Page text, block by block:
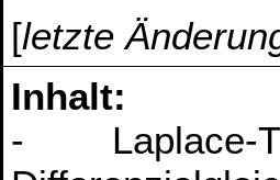
[letzte
Inhalt:
- Laplace-